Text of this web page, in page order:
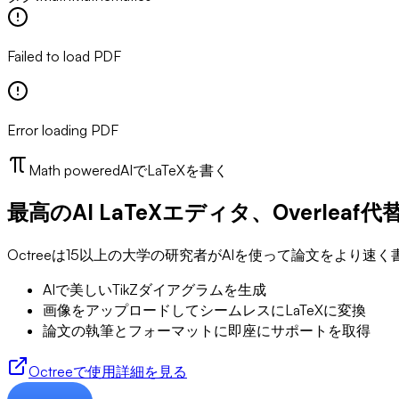
Failed to load PDF
Error loading PDF
Math poweredAIでLaTeXを書く
最高のAI LaTeXエディタ、Overleaf代
Octreeは15以上の大学の研究者がAIを使って論文をより速く
AIで美しいTikZダイアグラムを生成
画像をアップロードしてシームレスにLaTeXに変換
論文の執筆とフォーマットに即座にサポートを取得
Octreeで使用詳細を見る